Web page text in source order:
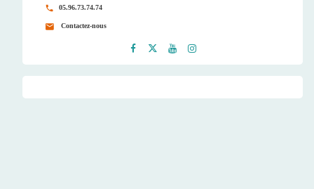
05.96.73.74.74
Contactez-nous